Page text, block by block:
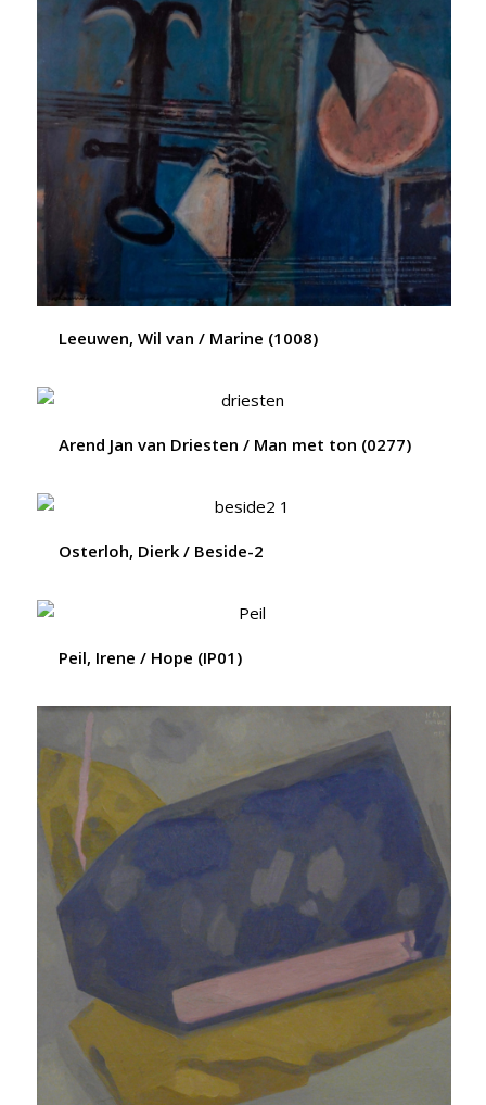
Leeuwen, Wil van / Marine (1008)
Arend Jan van Driesten / Man met ton (0277)
Osterloh, Dierk / Beside-2
Peil, Irene / Hope (IP01)